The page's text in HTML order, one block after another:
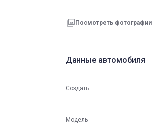
Посмотреть фотографии
Данные автомобиля
Создать
Модель